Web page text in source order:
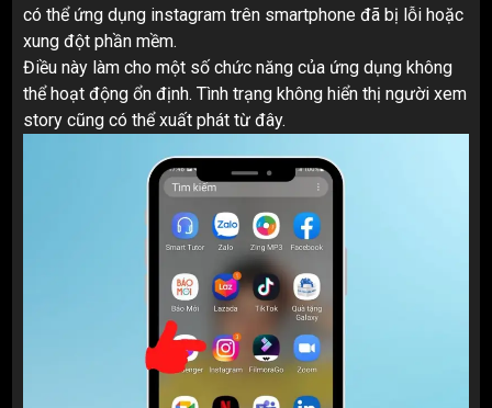
có thể ứng dụng instagram trên smartphone đã bị lỗi hoặc
xung đột phần mềm.
Điều này làm cho một số chức năng của ứng dụng không
thể hoạt động ổn định. Tình trạng không hiển thị người xem
story cũng có thể xuất phát từ đây.